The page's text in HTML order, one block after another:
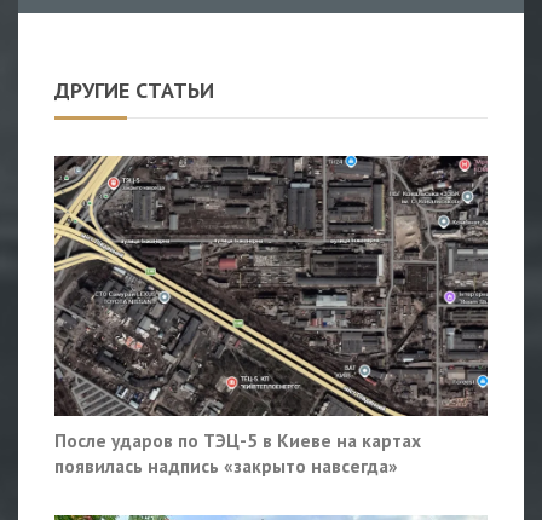
ДРУГИЕ СТАТЬИ
После ударов по ТЭЦ-5 в Киеве на картах
появилась надпись «закрыто навсегда»